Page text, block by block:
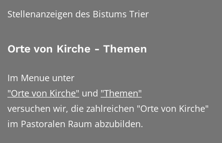
Stellenanzeigen des Bistums Trier
Orte von Kirche - Themen
Im Menue unter
"Orte von Kirche" und "Themen"
versuchen wir, die zahlreichen "Orte von Kirche"
im Pastoralen Raum abzubilden.